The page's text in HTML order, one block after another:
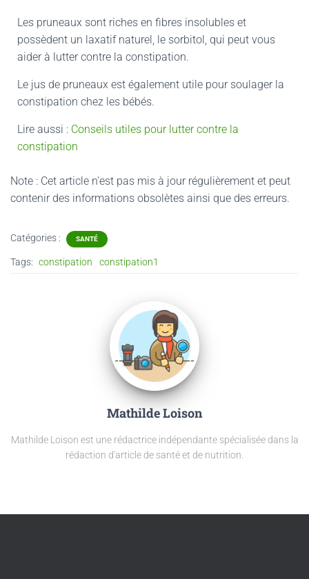
Les pruneaux sont riches en fibres insolubles et
possèdent un laxatif naturel, le sorbitol, qui peut vous
aider à lutter contre la constipation.
Le jus de pruneaux est également utile pour soulager la
constipation chez les bébés.
Lire aussi : Conseils utiles pour lutter contre la
constipation
Note : Cet article n'est pas mis à jour régulièrement et peut
contenirdes informations obsolètes ainsi que des erreurs.
Catégories : SANTÉ
Tags: constipation constipation1
Mathilde Loison
Mathilde Loison est une rédactrice indépendante spécialisée dans la
rédaction d'article de santé et de nutrition.